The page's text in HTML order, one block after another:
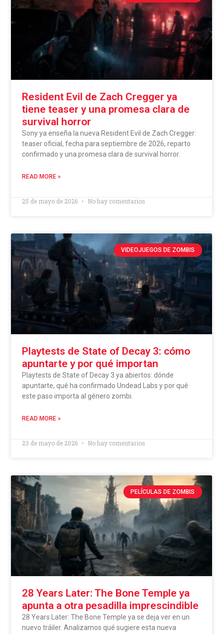
Resident Evil de Zach Cregger ya
tiene teaser y una promesa clara de
survival horror
Sony ya enseña la nueva Resident Evil de Zach Cregger:
teaser oficial, fecha para septiembre de 2026, reparto
confirmado y una promesa clara de survival horror.
READ MORE »
25 de mayo de 2026 No hay comentarios
VIDEOJUEGOS DE ZOMBIS
Playtests de State of Decay 3: cómo
apuntarte y por qué importan
Playtests de State of Decay 3 ya abiertos: dónde
apuntarte, qué ha confirmado Undead Labs y por qué
este paso importa al género zombi.
READ MORE »
23 de mayo de 2026 No hay comentarios
PELÍCULAS DE ZOMBIS
28 Years Later: The Bone Temple ya
apunta a otra pesadilla imprescindible
28 Years Later: The Bone Temple ya se deja ver en un
nuevo tráiler. Analizamos qué sugiere esta nueva